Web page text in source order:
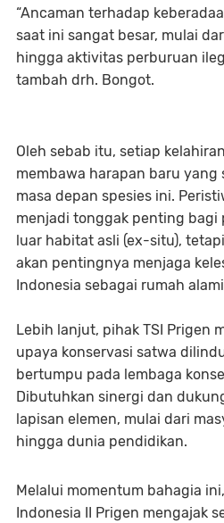
“Ancaman terhadap
saat ini sangat besar, mulai
hingga aktivitas perburuan
tambah drh. Bongot.
Oleh sebab itu, setiap
membawa harapan baru
masa depan spesies ini.
menjadi tonggak penting bagi
luar habitat asli (ex-situ),
akan pentingnya menjaga
Indonesia sebagai rumah
Lebih lanjut, pihak TSI Prigen
upaya konservasi satwa
bertumpu pada lembaga
Dibutuhkan sinergi dan
lapisan elemen, mulai dari
hingga dunia pendidikan.
Melalui momentum bahagia
Indonesia II Prigen mengajak